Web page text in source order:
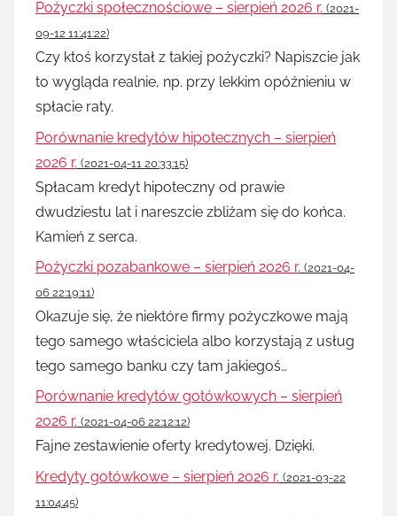
Pożyczki społecznościowe – sierpień 2026 r. (2021-
09-12 11:41:22)
Czy ktoś korzystał z takiej pożyczki? Napiszcie jak
to wygląda realnie, np. przy lekkim opóźnieniu w
spłacie raty.
Porównanie kredytów hipotecznych – sierpień
2026 r. (2021-04-11 20:33:15)
Spłacam kredyt hipoteczny od prawie
dwudziestu lat i nareszcie zbliżam się do końca.
Kamień z serca.
Pożyczki pozabankowe – sierpień 2026 r. (2021-04-
06 22:19:11)
Okazuje się, że niektóre firmy pożyczkowe mają
tego samego właściciela albo korzystają z usług
tego samego banku czy tam jakiegoś…
Porównanie kredytów gotówkowych – sierpień
2026 r. (2021-04-06 22:12:12)
Fajne zestawienie oferty kredytowej. Dzięki.
Kredyty gotówkowe – sierpień 2026 r. (2021-03-22
11:04:45)